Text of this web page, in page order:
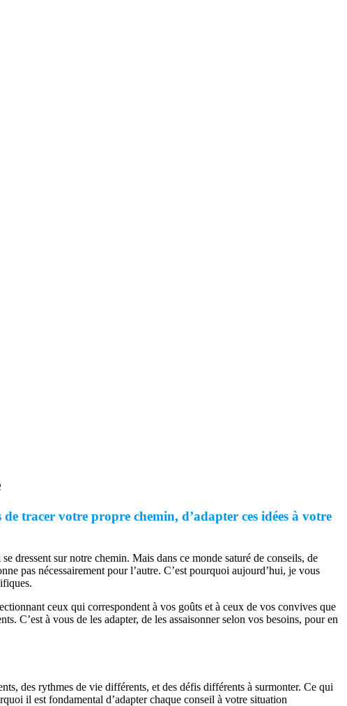
tracer votre propre chemin, d’adapter ces idées à votre
dressent sur notre chemin. Mais dans ce monde saturé de conseils, de
pas nécessairement pour l’autre. C’est pourquoi aujourd’hui, je vous
ceux qui correspondent à vos goûts et à ceux de vos convives que
C’est à vous de les adapter, de les assaisonner selon vos besoins, pour en
des rythmes de vie différents, et des défis différents à surmonter. Ce qui
il est fondamental d’adapter chaque conseil à votre situation